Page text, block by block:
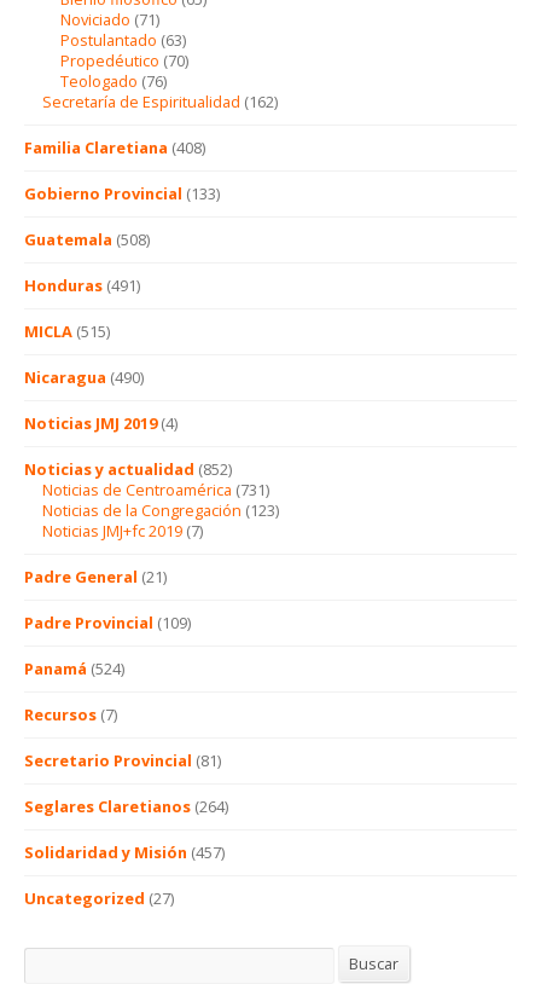
Noviciado (71)
Postulantado (63)
Propedéutico (70)
Teologado (76)
Secretaría de Espiritualidad (162)
Familia Claretiana (408)
Gobierno Provincial (133)
Guatemala (508)
Honduras (491)
MICLA (515)
Nicaragua (490)
Noticias JMJ 2019(4)
Noticias y actualidad (852)
Noticias de Centroamérica (731)
Noticias de la Congregación (123)
Noticias JMJ+fc 2019 (7)
Padre General (21)
Padre Provincial (109)
Panamá (524)
Recursos (7)
Secretario Provincial (81)
Seglares Claretianos (264)
Solidaridad y Misión (457)
Uncategorized (27)
Buscar Buscar